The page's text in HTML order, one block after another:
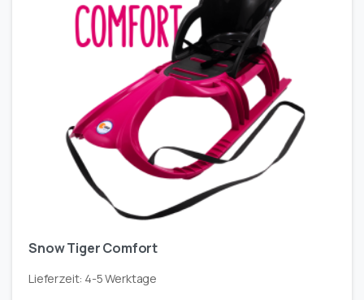
Snow Tiger Comfort
Lieferzeit: 4-5 Werktage